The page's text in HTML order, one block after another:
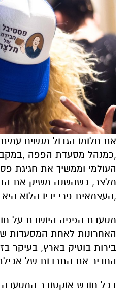
את חלומו הגדול מגשים
,כמנהל מסעדת הפפה
העולמי וממשיך את חגיגת
מלצר, כשהשנה משיק את
,העצמאית פרי ידיו הלוא
מסעדת הפפה היושבת על
האחרונות לאחת המסעדות
בירות בוטיק בארץ, בעיקר
החדיר את התרבות של
בכל חודש אוקטובר